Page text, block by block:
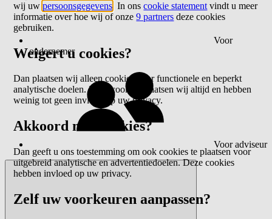
Voor
ondernemer
Voor adviseur
wij uwpersoonsgegevens . In onscookie statement vindt u meer
informatie over hoe wij of onze9 partners deze cookies
gebruiken.
Weigert u cookies?
Dan plaatsen wij alleen cookies voor functionele en beperkt
analytische doelen. Deze cookies plaatsen wij altijd en hebben
weinig tot geen invloed op uw privacy.
Akkoord met cookies?
Dan geeft u ons toestemming om ook cookies te plaatsen voor
uitgebreid analytische en advertentiedoelen. Deze cookies
hebben invloed op uw privacy.
Zelf uw voorkeuren aanpassen?